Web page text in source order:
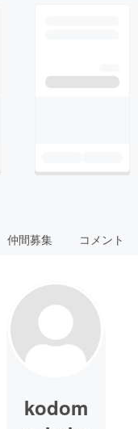
仲間募集 コメント
kodom